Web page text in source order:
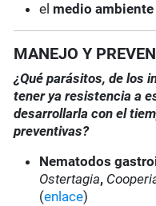
el medio ambiente
MANEJO Y
¿Qué parásitos, de los
tener ya resistencia a
desarrollarla con el
preventivas?
Nematodos
Ostertagia,
(enlace)